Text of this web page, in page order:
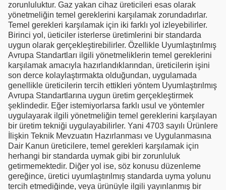
zorunluluktur. Gaz yakan cihaz üreticileri esas olarak
yönetmeliğin temel gereklerini karşılamak zorundadırlar.
Temel gerekleri karşılamak için iki farklı yol izleyebilirler.
Birinci yol, üeticiler isterlerse üretimlerini bir standarda
uygun olarak gerçekleştirebilirler. Özellikle Uyumlaştırılmış
Avrupa Standartları ilgili yönetmeliklerin temel gereklerini
karşılamak amacıyla hazırlandıklarından, üreticilerin işini
son derce kolaylaştırmakta olduğundan, uygulamada
genellikle üreticilerin tercih ettikleri yöntem Uyumlaştırılmış
Avrupa Standartlarına uygun üretim gerçekleştirmek
şeklindedir. Eğer istemiyorlarsa farklı usul ve yöntemler
uygulayarak ilgili yönetmeliğin temel gereklerini karşılayan
bir üretim tekniği uygulayabilirler. Yani 4703 sayılı Ürünlere
İlişkin Teknik Mevzuatın Hazırlanması ve Uygulanmasına
Dair Kanun üreticilere, temel gerekleri karşılamak için
herhangi bir standarda uymak gibi bir zorunluluk
getirmemektedir. Diğer yol ise, söz konusu düzenleme
gereğince, üretici uyumlaştırılmış standarda uyma yolunu
tercih etmediğinde, veya ürünüyle ilgili yayınlanmış bir